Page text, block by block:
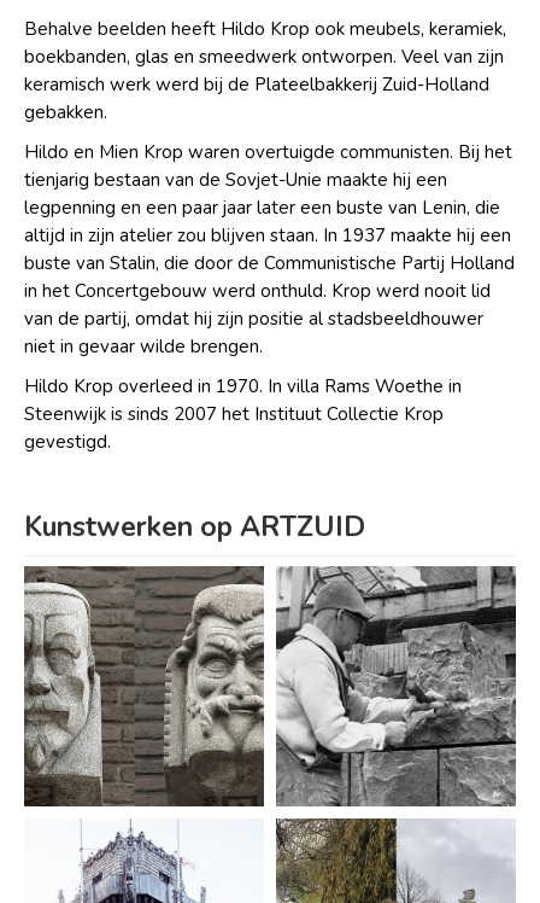
Behalve beelden heeft Hildo Krop ook meubels, keramiek,
boekbanden, glas en smeedwerk ontworpen. Veel van zijn
keramisch werk werd bij de Plateelbakkerij Zuid-Holland
gebakken.
Hildo en Mien Krop waren overtuigde communisten. Bij het
tienjarig bestaan van de Sovjet-Unie maakte hij een
legpenning en een paar jaar later een buste van Lenin, die
altijd in zijn atelier zou blijven staan. In 1937 maakte hij een
buste van Stalin, die door de Communistische Partij Holland
in het Concertgebouw werd onthuld. Krop werd nooit lid
van de partij, omdat hij zijn positie al stadsbeeldhouwer
niet in gevaar wilde brengen.
Hildo Krop overleed in 1970. In villa Rams Woethe in
Steenwijk is sinds 2007 het Instituut Collectie Krop
gevestigd.
Kunstwerken op ARTZUID